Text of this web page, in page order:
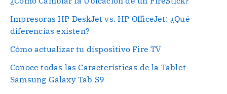
Impresoras HP DeskJet vs. HP OfficeJet: ¿Qué
diferencias existen?
Cómo actualizar tu dispositivo Fire TV
Conoce todas las Características de la Tablet
Samsung Galaxy Tab S9